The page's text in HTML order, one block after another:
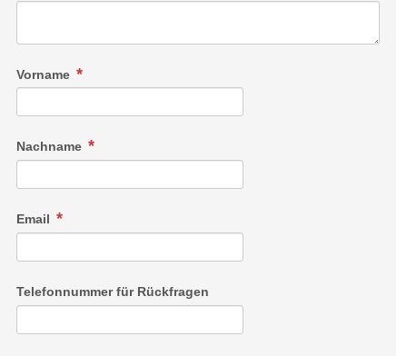
Vorname
Nachname
Email
Telefonnummer für Rückfragen